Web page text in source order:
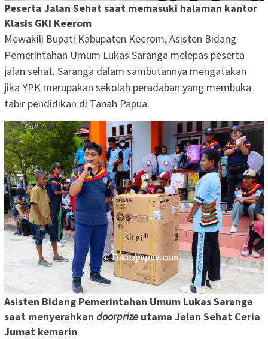
Peserta Jalan Sehat saat memasuki halaman kantor
Klasis GKI Keerom
Mewakili Bupati Kabupaten Keerom, Asisten Bidang
Pemerintahan Umum Lukas Saranga melepas peserta
jalan sehat. Saranga dalam sambutannya mengatakan
jika YPK merupakan sekolah peradaban yang membuka
tabir pendidikan di Tanah Papua.
Asisten Bidang Pemerintahan Umum Lukas Saranga
saat menyerahkan doorprize utama Jalan Sehat Ceria
Jumat kemarin